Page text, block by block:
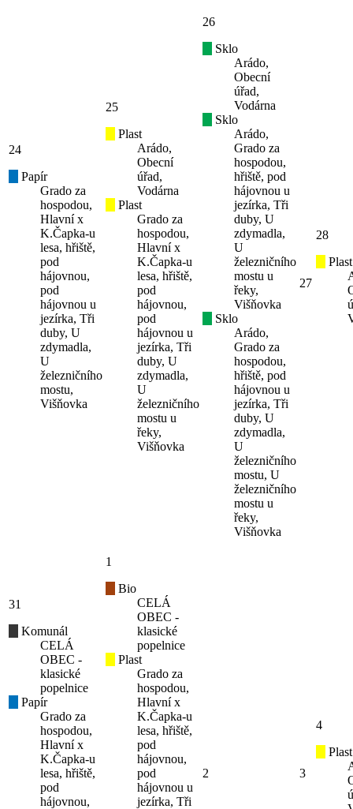
24
Papír
Grado za
hospodou,
Hlavní x
K.Čapka-u
lesa, hřiště,
pod
hájovnou,
pod
hájovnou u
jezírka, Tři
duby, U
zdymadla,
U
železničního
mostu,
Višňovka
25
Plast
Arádo,
Obecní
úřad,
Vodárna
Plast
Grado za
hospodou,
Hlavní x
K.Čapka-u
lesa, hřiště,
pod
hájovnou,
pod
hájovnou u
jezírka, Tři
duby, U
zdymadla,
U
železničního
mostu u
řeky,
Višňovka
26
Sklo
Arádo,
Obecní
úřad,
Vodárna
Sklo
Arádo,
Grado za
hospodou,
hřiště, pod
hájovnou u
jezírka, Tři
duby, U
zdymadla,
U
železničního
mostu u
řeky,
Višňovka
Sklo
Arádo,
Grado za
hospodou,
hřiště, pod
hájovnou u
jezírka, Tři
duby, U
zdymadla,
U
železničního
mostu, U
železničního
mostu u
řeky,
Višňovka
27
28
Plast
31
Komunál
CELÁ
OBEC -
klasické
popelnice
Papír
Grado za
hospodou,
Hlavní x
K.Čapka-u
lesa, hřiště,
pod
hájovnou,
1
Bio
CELÁ
OBEC -
klasické
popelnice
Plast
Grado za
hospodou,
Hlavní x
K.Čapka-u
lesa, hřiště,
pod
hájovnou,
pod
hájovnou u
jezírka, Tři
2 3
4
Plast